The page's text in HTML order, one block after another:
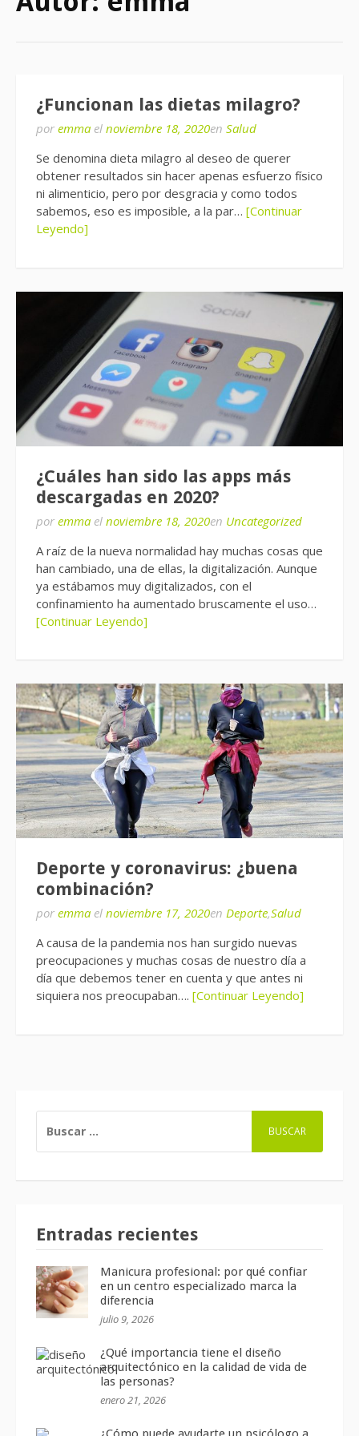
¿Funcionan las dietas milagro?
por emma el noviembre 18, 2020en Salud
Se denomina dieta milagro al deseo de querer
obtener resultados sin hacer apenas esfuerzo físico
ni alimenticio, pero por desgracia y como todos
sabemos, eso es imposible, a la par… [Continuar
Leyendo]
¿Cuáles han sido las apps más
descargadas en 2020?
por emma el noviembre 18, 2020en Uncategorized
A raíz de la nueva normalidad hay muchas cosas que
han cambiado, una de ellas, la digitalización. Aunque
ya estábamos muy digitalizados, con el
confinamiento ha aumentado bruscamente el uso…
[Continuar Leyendo]
Deporte y coronavirus: ¿buena
combinación?
por emma el noviembre 17, 2020en Deporte,Salud
A causa de la pandemia nos han surgido nuevas
preocupaciones y muchas cosas de nuestro día a
día que debemos tener en cuenta y que antes ni
siquiera nos preocupaban…. [Continuar Leyendo]
Entradas recientes
Manicura profesional: por qué confiar
en un centro especializado marca la
diferencia
julio 9, 2026
¿Qué importancia tiene el diseño
arquitectónico en la calidad de vida de
las personas?
enero 21, 2026